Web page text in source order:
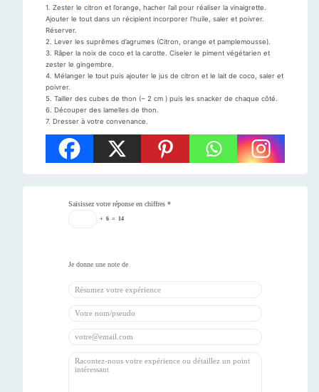
1. Zester le citron et l’orange, hacher l’ail pour réaliser la vinaigrette.
Ajouter le tout dans un récipient incorporer l’huile, saler et poivrer.
Réserver.
2. Lever les suprêmes d’agrumes (Citron, orange et pamplemousse).
3. Râper la noix de coco et la carotte. Ciseler le piment végétarien et
zester le gingembre.
4. Mélanger le tout puis ajouter le jus de citron et le lait de coco, saler et
poivrer.
5. Tailler des cubes de thon (~ 2 cm ) puis les snacker de chaque côté.
6. Découper des lamelles de thon.
7. Dresser à votre convenance.
Saisissez votre réponse en chiffres *
+ 6 = 14